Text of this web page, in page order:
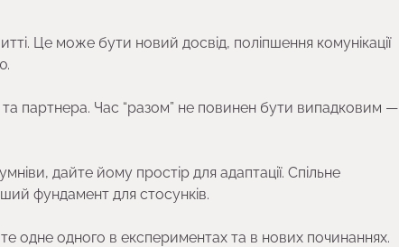
Це може бути новий досвід, поліпшення комунікації
партнера. Час “разом” не повинен бути випадковим —
дайте йому простір для адаптації. Спільне
фундамент для стосунків.
одне одного в експериментах та в нових починаннях.